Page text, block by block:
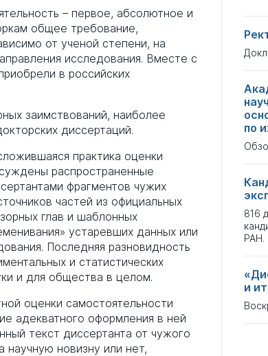
– первое, абсолютное и
общее требование,
от ученой степени, на
исследования. Вместе с
в российских
заимствований, наиболее
диссертаций.
практика оценки
распространенные
фрагментов чужих
частей из официальных
глав и шаблонных
устаревших данных или
Последняя разновидность
и статистических
и для общества в целом.
оценки самостоятельности
адекватного оформления в ней
текст диссертанта от чужого
научную новизну или нет,
по
816
РАН.
и